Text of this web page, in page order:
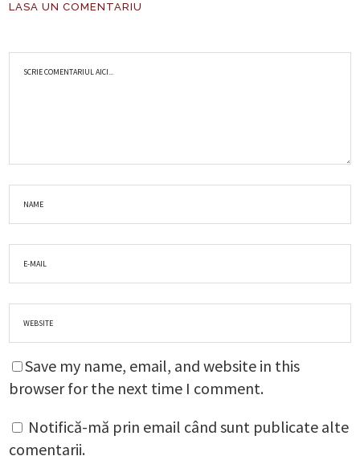
LASA UN COMENTARIU
Save my name, email, and website in this
browser for the next time I comment.
Notifică-mă prin email când sunt publicate alte
comentarii.